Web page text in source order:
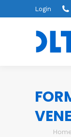
Login
You